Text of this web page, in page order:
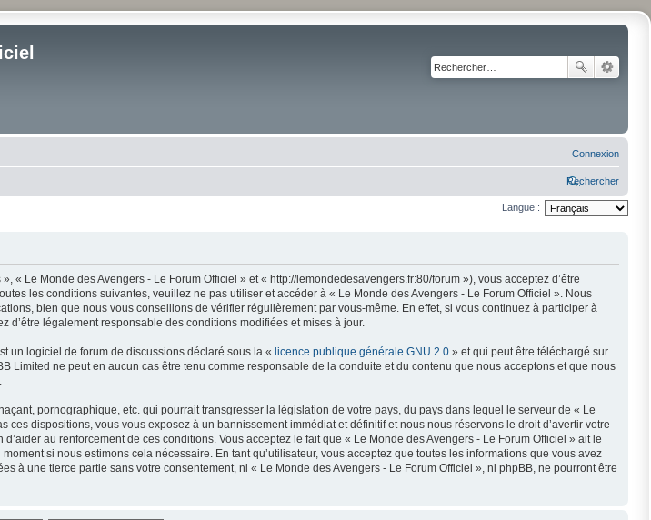
Connexion
Rechercher
Langue :
Le Monde des Avengers - Le Forum Officiel » et « http://lemondedesavengers.fr:80/forum »), vous acceptez d’être
les conditions suivantes, veuillez ne pas utiliser et accéder à « Le Monde des Avengers - Le Forum Officiel ». Nous
bien que nous vous conseillons de vérifier régulièrement par vous-même. En effet, si vous continuez à participer à
d’être légalement responsable des conditions modifiées et mises à jour.
un logiciel de forum de discussions déclaré sous la « licence publique générale GNU 2.0 » et qui peut être téléchargé sur
Limited ne peut en aucun cas être tenu comme responsable de la conduite et du contenu que nous acceptons et que nous
pornographique, etc. qui pourrait transgresser la législation de votre pays, du pays dans lequel le serveur de « Le
dispositions, vous vous exposez à un bannissement immédiat et définitif et nous nous réservons le droit d’avertir votre
au renforcement de ces conditions. Vous acceptez le fait que « Le Monde des Avengers - Le Forum Officiel » ait le
si nous estimons cela nécessaire. En tant qu’utilisateur, vous acceptez que toutes les informations que vous avez
une tierce partie sans votre consentement, ni « Le Monde des Avengers - Le Forum Officiel », ni phpBB, ne pourront être